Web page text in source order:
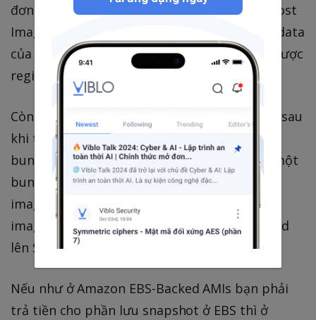
đơn giản như là image của thằng Norton Ghost
Image mà bạn hay dùng để backup toàn bộ data
của Win ấy =)) Từ snapshot này một AMI sẽ được
register.
Còn với Amazon Instance Store-Backed AMIs sau
khi tạo instance, bạn phải sử dụng tool để
bundle. Sau khi process kết thúc sẽ sinh ra một
bundle bao gồm 1 file image
image.manifest.xml và 1 file template
image.part.xx. Sau đó bundle này được upload
lên S3 từ đó register 1 AMI cho bạn.
Nếu như ở Amazon EBS-Backed AMIs bạn phải
trả tiền cho phần lưu snapshot ở EBS thì ở